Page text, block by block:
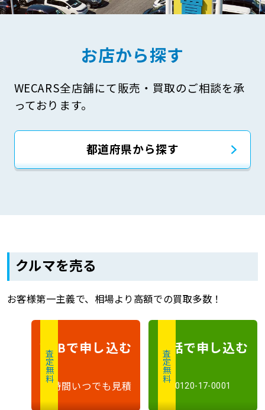
お店から探す
WECARS全店舗にて販売・買取のご相談を承
っております。
都道府県から探す
クルマを売る
お客様第一主義で、相場より高額での買取多数！
査定無料
WEBで申し込む
24時間いつでも見積
査定無料
電話で申し込む
0120-17-0001